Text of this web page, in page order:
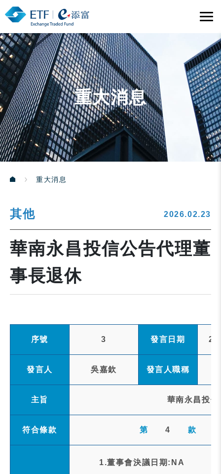
重大消息
重大消息
其他 2026.02.23
華南永昌投信公告代理董
事長退休
序號 3 發言日期
發言人 吳嘉欽 發言人職稱
主旨 華南永昌投
符合條款 第 4 款
1.董事會決議日期:NA